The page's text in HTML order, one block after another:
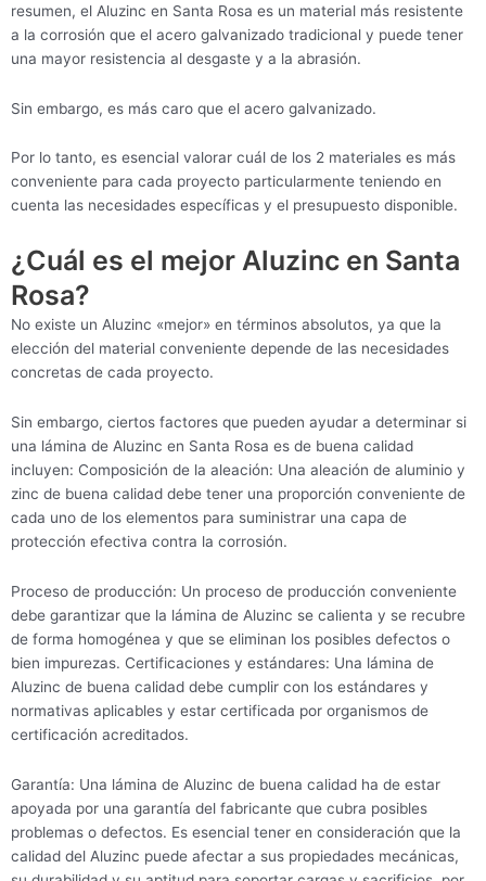
resumen, el Aluzinc en Santa Rosa es un material más resistente
a la corrosión que el acero galvanizado tradicional y puede tener
una mayor resistencia al desgaste y a la abrasión.
Sin embargo, es más caro que el acero galvanizado.
Por lo tanto, es esencial valorar cuál de los 2 materiales es más
conveniente para cada proyecto particularmente teniendo en
cuenta las necesidades específicas y el presupuesto disponible.
¿Cuál es el mejor Aluzinc en Santa
Rosa?
No existe un Aluzinc «mejor» en términos absolutos, ya que la
elección del material conveniente depende de las necesidades
concretas de cada proyecto.
Sin embargo, ciertos factores que pueden ayudar a determinar si
una lámina de Aluzinc en Santa Rosa es de buena calidad
incluyen: Composición de la aleación: Una aleación de aluminio y
zinc de buena calidad debe tener una proporción conveniente de
cada uno de los elementos para suministrar una capa de
protección efectiva contra la corrosión.
Proceso de producción: Un proceso de producción conveniente
debe garantizar que la lámina de Aluzinc se calienta y se recubre
de forma homogénea y que se eliminan los posibles defectos o
bien impurezas. Certificaciones y estándares: Una lámina de
Aluzinc de buena calidad debe cumplir con los estándares y
normativas aplicables y estar certificada por organismos de
certificación acreditados.
Garantía: Una lámina de Aluzinc de buena calidad ha de estar
apoyada por una garantía del fabricante que cubra posibles
problemas o defectos. Es esencial tener en consideración que la
calidad del Aluzinc puede afectar a sus propiedades mecánicas,